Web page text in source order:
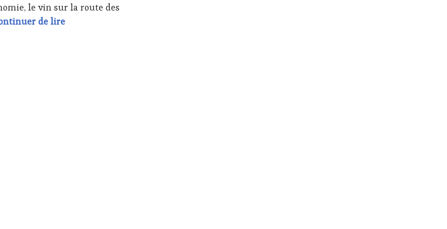
le vin sur la route des
de lireCélébration Picasso 50 ans 1973 – 2023 au musée d’art à Anbibes, visite étoilée et